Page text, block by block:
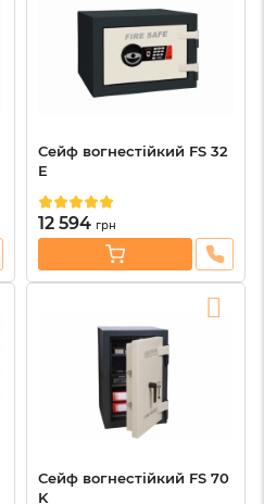
Сейф вогнестійкий FS 32
E
12 594 грн
Сейф вогнестійкий FS 70
K